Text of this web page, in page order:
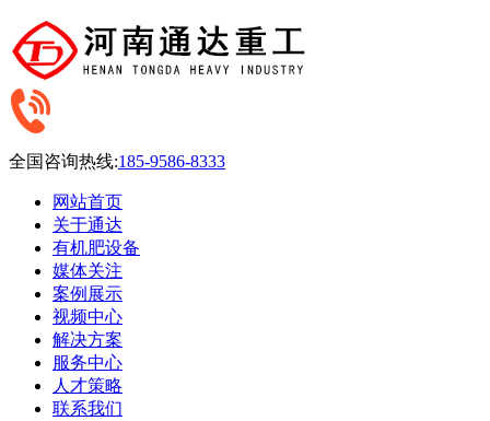
全国咨询热线:185-9586-8333
网站首页
关于通达
有机肥设备
媒体关注
案例展示
视频中心
解决方案
服务中心
人才策略
联系我们